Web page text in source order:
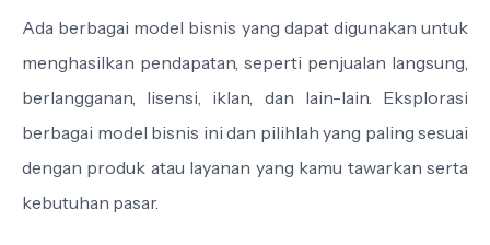
Ada berbagai model bisnis yang dapat digunakan untuk
menghasilkan pendapatan, seperti penjualan langsung,
berlangganan, lisensi, iklan, dan lain-lain. Eksplorasi
berbagai model bisnis ini dan pilihlah yang paling sesuai
dengan produk atau layanan yang kamu tawarkan serta
kebutuhan pasar.